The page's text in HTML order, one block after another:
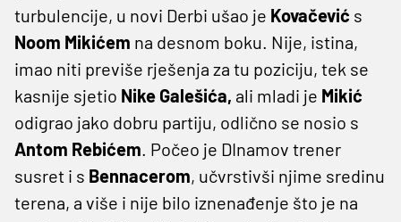
turbulencije, u novi Derbi ušao je Kovačević s
Noom Mikićem na desnom boku. Nije, istina,
imao niti previše rješenja za tu poziciju, tek se
kasnije sjetio Nike Galešića, ali mladi je Mikić
odigrao jako dobru partiju, odlično se nosio s
Antom Rebićem. Počeo je DInamov trener
susret i s Bennacerom, učvrstivši njime sredinu
terena, a više i nije bilo iznenađenje što je na